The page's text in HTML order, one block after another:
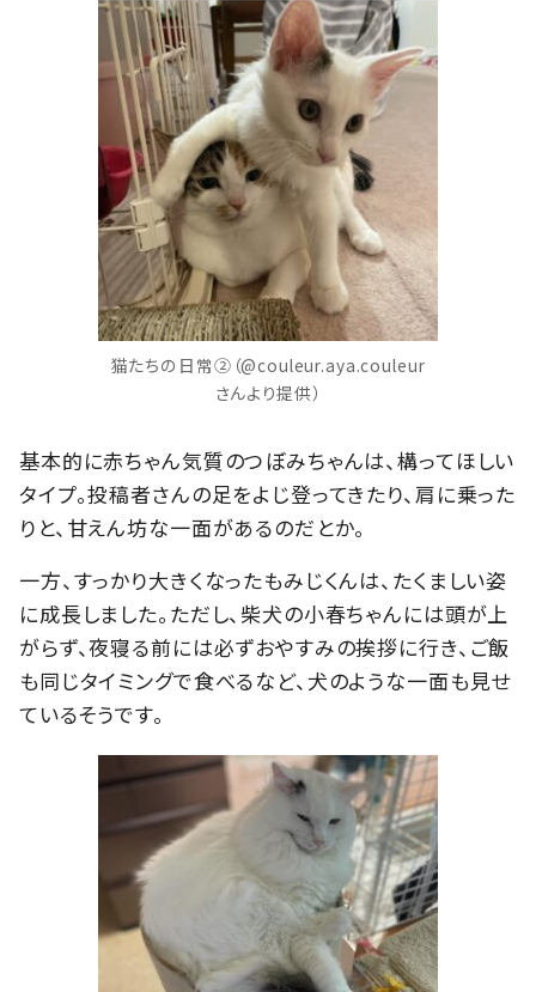
猫たちの日常②（@couleur.aya.couleur
さんより提供）
基本的に赤ちゃん気質のつぼみちゃんは、構ってほしい
タイプ。投稿者さんの足をよじ登ってきたり、肩に乗った
りと、甘えん坊な一面があるのだとか。
一方、すっかり大きくなったもみじくんは、たくましい姿
に成長しました。ただし、柴犬の小春ちゃんには頭が上
がらず、夜寝る前には必ずおやすみの挨拶に行き、ご飯
も同じタイミングで食べるなど、犬のような一面も見せ
ているそうです。